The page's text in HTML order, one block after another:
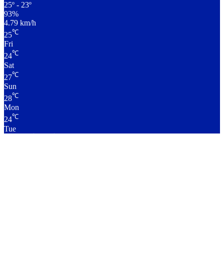
25º - 23º
93%
4.79 km/h
25℃
Fri
24℃
Sat
27℃
Sun
28℃
Mon
24℃
Tue